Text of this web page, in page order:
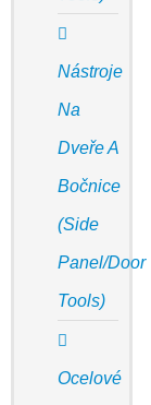
Nástroje
Na
Dveře A
Bočnice
(Side
Panel/door
Tools)
Ocelové